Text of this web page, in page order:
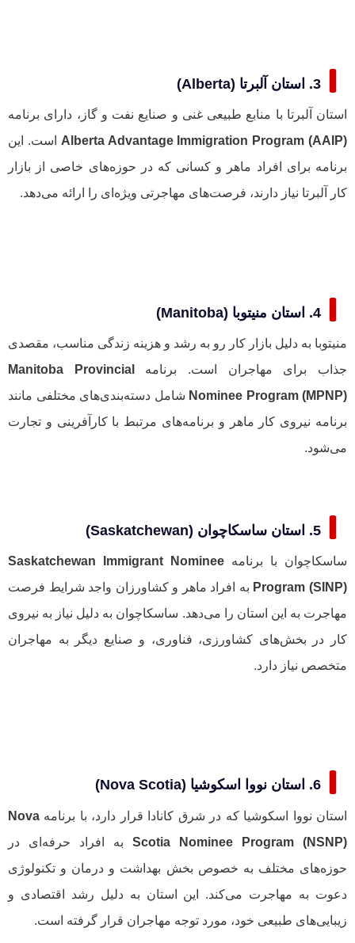
3. استان آلبرتا (Alberta)
استان آلبرتا با منابع طبیعی غنی و صنایع نفت و گاز، دارای برنامه
Alberta Advantage Immigration Program (AAIP) است. این
برنامه برای افراد ماهر و کسانی که در حوزه‌های خاصی از بازار
کار آلبرتا نیاز دارند، فرصت‌های مهاجرتی ویژه‌ای را ارائه می‌دهد.
4. استان منیتوبا (Manitoba)
منیتوبا به دلیل بازار کار رو به رشد و هزینه زندگی مناسب، مقصدی
جذاب برای مهاجران است. برنامه
Manitoba Provincial
Nominee Program (MPNP) شامل دسته‌بندی‌های مختلفی مانند
برنامه نیروی کار ماهر و برنامه‌های مرتبط با کارآفرینی و تجارت
می‌شود.
5. استان ساسکاچوان (Saskatchewan)
ساسکاچوان با برنامه Saskatchewan Immigrant Nominee
Program (SINP) به افراد ماهر و کشاورزان واجد شرایط فرصت
مهاجرت به این استان را می‌دهد. ساسکاچوان به دلیل نیاز به نیروی
کار در بخش‌های کشاورزی، فناوری، و صنایع دیگر به مهاجران
متخصص نیاز دارد.
6. استان نووا اسکوشیا (Nova Scotia)
استان نووا اسکوشیا که در شرق کانادا قرار دارد، با برنامه Nova
Scotia Nominee Program (NSNP) به افراد حرفه‌ای در
حوزه‌های مختلف به خصوص بخش بهداشت و درمان و تکنولوژی
دعوت به مهاجرت می‌کند. این استان به دلیل رشد اقتصادی و
زیبایی‌های طبیعی خود، مورد توجه مهاجران قرار گرفته است.